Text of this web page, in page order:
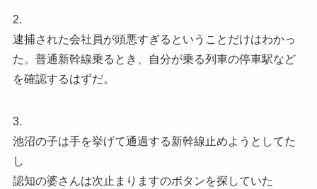
2.
逮捕された会社員が頭悪すぎるということだけはわかっ
た。普通新幹線乗るとき、自分が乗る列車の停車駅など
を確認するはずだ。
3.
池沼の子は手を挙げて通過する新幹線止めようとしてた
し
認知の婆さんは次止まりますのボタンを探していた